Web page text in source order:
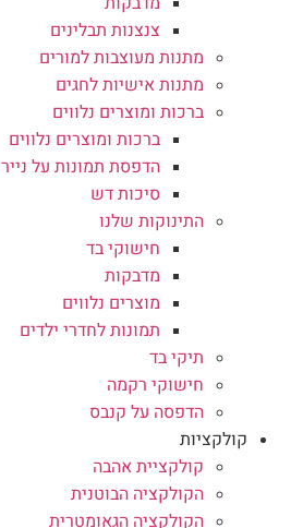
צנצנות תבלינים
מתנות מעוצבות למורים
מתנות אישיות לחגים
ברכות ומוצרים נלווים
ברכות ומוצרים נלווים
הדפסת תמונות על נייר
סיכות דש
התינוקות שלנו
חישוקי בד
מדבקות
מוצרים נלווים
תמונות לחדרי ילדים
תיקי בד
חישוקי רקמה
הדפסה על קנבס
קולקציות
קולקציית אהבה
הקולקציה הבוטנית
הקולקציה הגאומטרית